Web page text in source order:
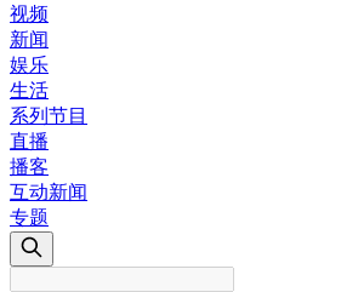
视频
新闻
娱乐
生活
系列节目
直播
播客
互动新闻
专题